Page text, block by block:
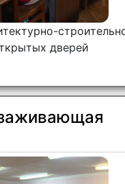
дверей